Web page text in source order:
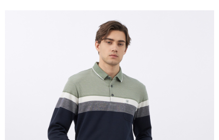
每筆NT$60，滿NT$1,200(含以上)免運費
每筆NT$80，滿NT$1,200(含以上)免運費
每筆NT$80，滿NT$1,200(含以上)免運費